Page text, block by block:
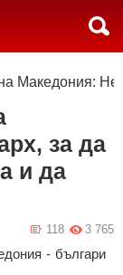
Македония: Не
за да
и да
3 765
118
- българи